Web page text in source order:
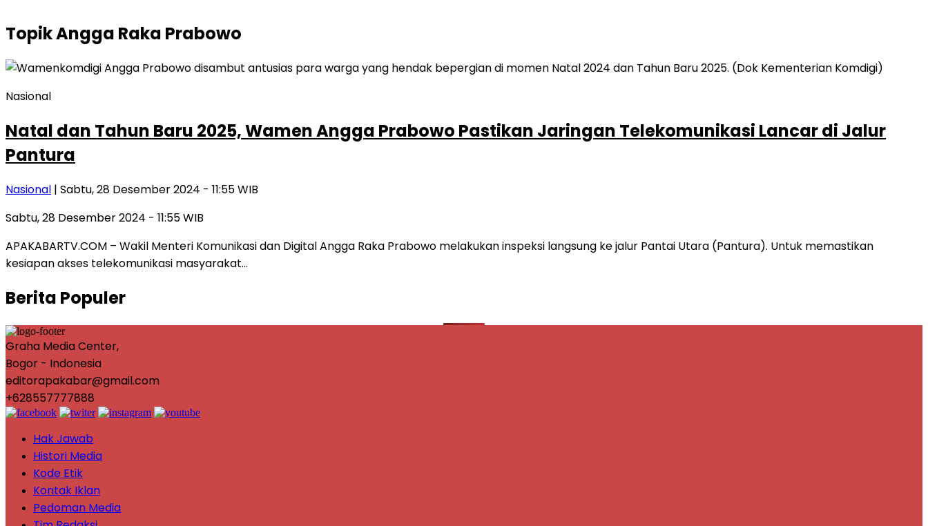
TopikAngga Raka Prabowo
Nasional
Natal dan Tahun Baru 2025, Wamen Angga Prabowo Pastikan Jaringan Telekomunikasi Lancar di Jalur
Pantura
Nasional | Sabtu, 28 Desember 2024 - 11:55 WIB
Sabtu, 28 Desember 2024 - 11:55 WIB
APAKABARTV.COM – Wakil Menteri Komunikasi dan Digital Angga Raka Prabowo melakukan inspeksi langsung ke jalur Pantai Utara (Pantura). Untuk memastikan
kesiapan akses telekomunikasi masyarakat…
Berita Populer
Graha Media Center,
Bogor - Indonesia
editorapakabar@gmail.com
+628557777888
Hak Jawab
Histori Media
Kode Etik
Kontak Iklan
Pedoman Media